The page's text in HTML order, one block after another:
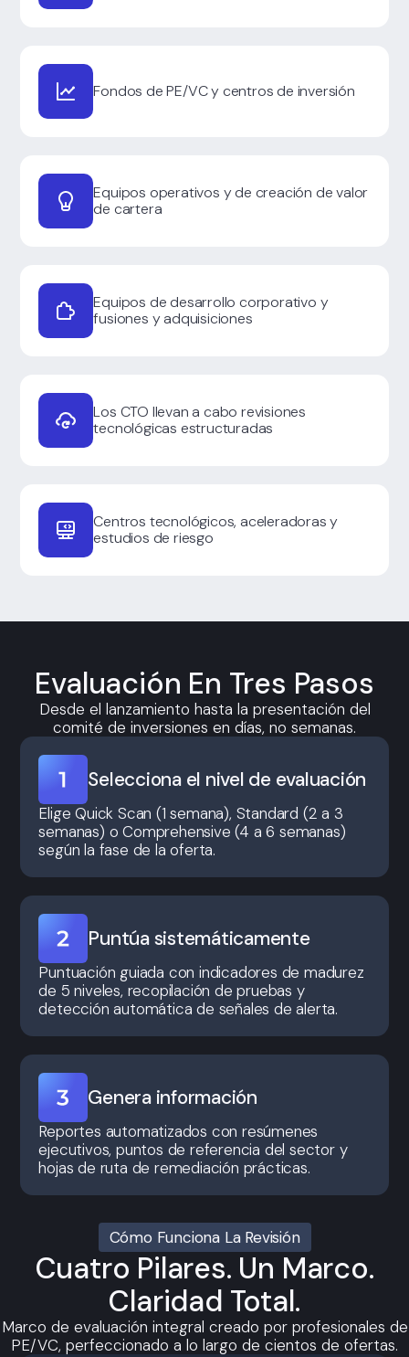
Fondos de PE/VC y centros de inversión
Equipos operativos y de creación de valor
de cartera
Equipos de desarrollo corporativo y
fusiones y adquisiciones
Los CTO llevan a cabo revisiones
tecnológicas estructuradas
Centros tecnológicos, aceleradoras y
estudios de riesgo
Evaluación En Tres Pasos
Desde el lanzamiento hasta la presentación del
comité de inversiones en días, no semanas.
Selecciona el nivel de evaluación
Elige Quick Scan (1 semana), Standard (2 a 3
semanas) o Comprehensive (4 a 6 semanas)
según la fase de la oferta.
Puntúa sistemáticamente
Puntuación guiada con indicadores de madurez
de 5 niveles, recopilación de pruebas y
detección automática de señales de alerta.
Genera información
Reportes automatizados con resúmenes
ejecutivos, puntos de referencia del sector y
hojas de ruta de remediación prácticas.
Cómo Funciona La Revisión
Cuatro Pilares. Un Marco.
Claridad Total.
Marco de evaluación integral creado por profesionales de
PE/VC, perfeccionado a lo largo de cientos de ofertas.